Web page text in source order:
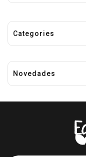
Categories
Novedades